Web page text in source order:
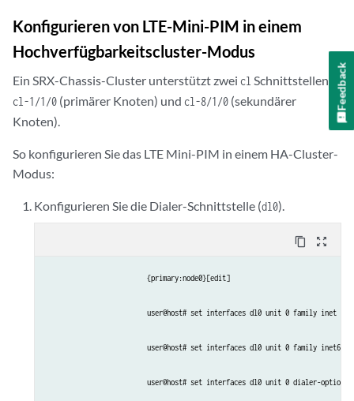
Konfigurieren von LTE-Mini-PIM in einem
Hochverfügbarkeitscluster-Modus
Ein SRX-Chassis-Cluster unterstützt zwei cl Schnittstellen:
cl-1/1/0 (primärer Knoten) und cl-8/1/0 (sekundärer
Knoten).
So konfigurieren Sie das LTE Mini-PIM in einem HA-Cluster-
Modus:
Konfigurieren Sie die Dialer-Schnittstelle (dl0).
content_copy zoom_out_map
{primary:node0}[edit]
user@host# set interfaces dl0 unit 0 family inet
user@host# set interfaces dl0 unit 0 family inet6
user@host# set interfaces dl0 unit 0 dialer-
Feedback